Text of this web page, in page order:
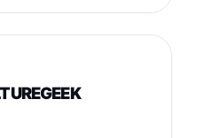
Galaxy S26+ Violet